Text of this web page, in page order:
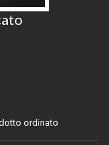
ordinato